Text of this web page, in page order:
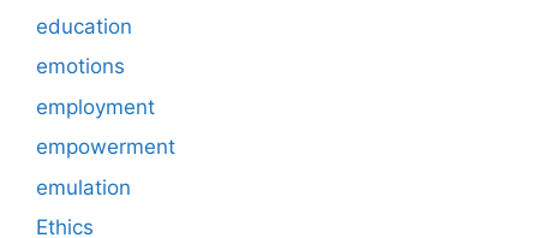
education
emotions
employment
empowerment
emulation
Ethics